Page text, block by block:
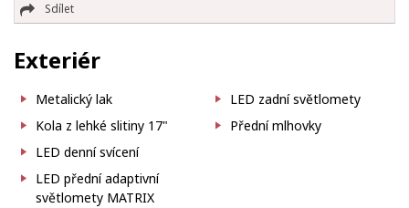
Sdílet
Exteriér
Metalický lak
Kola z lehké slitiny 17"
LED denní svícení
LED přední adaptivní
světlomety MATRIX
LED zadní světlomety
Přední mlhovky